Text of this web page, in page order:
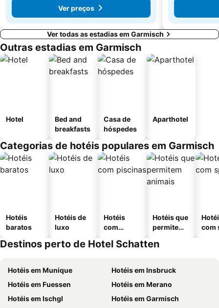
Ver preços
Ver todas as estadias em Garmisch
Outras estadias em Garmisch
Hotel
Bed and
breakfasts
Casa de
hóspedes
Aparthotel
Categorias de hotéis populares em Garmisch
Hotéis
baratos
Hotéis de
luxo
Hotéis
com
Hotéis que
permitem
com
Destinos perto de Hotel Schatten
Hotéis em Munique
Hotéis em Insbruck
Hotéis em Fuessen
Hotéis em Merano
Hotéis em Ischgl
Hotéis em Garmisch